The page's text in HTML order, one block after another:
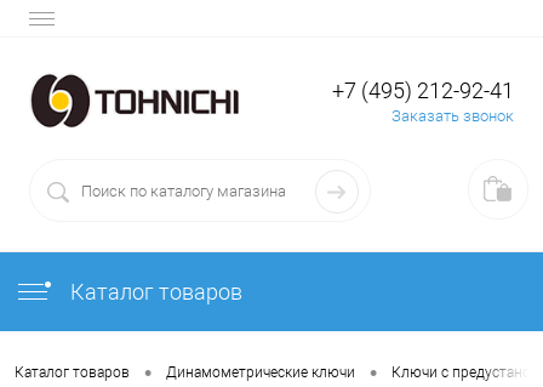
+7 (495) 212-92-41
Заказать звонок
Каталог товаров
Каталог товаров • Динамометрические ключи • Ключи с